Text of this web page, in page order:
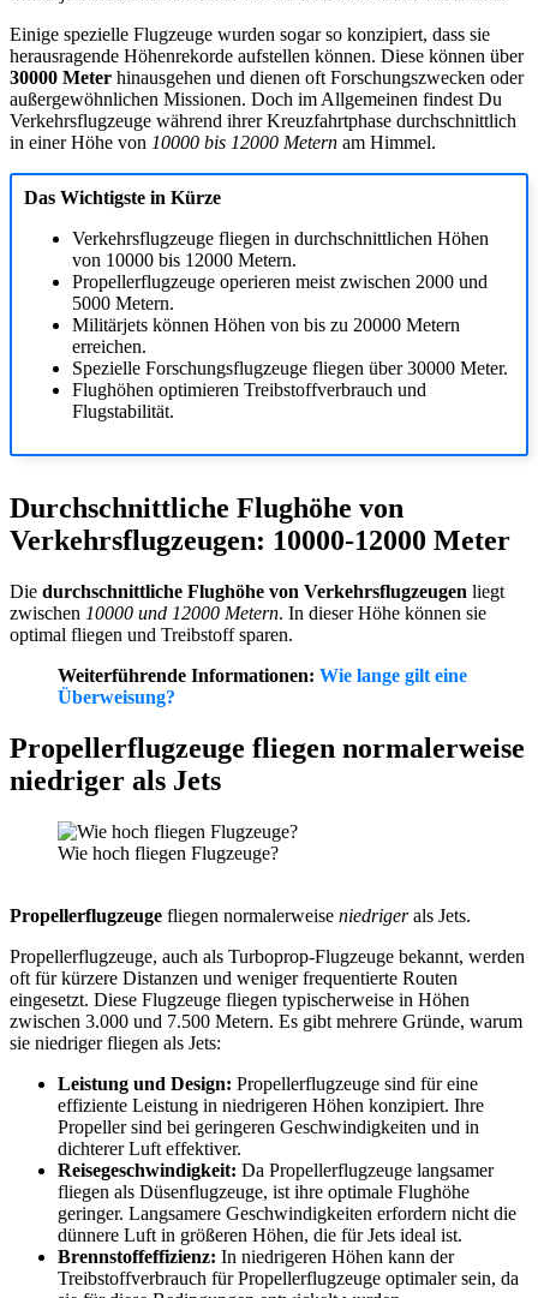
Einige spezielle Flugzeuge wurden sogar so konzipiert, dass sie
herausragende Höhenrekorde aufstellen können. Diese können über
30000 Meter hinausgehen und dienen oft Forschungszwecken oder
außergewöhnlichen Missionen. Doch im Allgemeinen findest Du
Verkehrsflugzeuge während ihrer Kreuzfahrtphase durchschnittlich
in einer Höhe von 10000 bis 12000 Metern am Himmel.
Das Wichtigste in Kürze
Verkehrsflugzeuge fliegen in durchschnittlichen Höhen
von 10000 bis 12000 Metern.
Propellerflugzeuge operieren meist zwischen 2000 und
5000 Metern.
Militärjets können Höhen von bis zu 20000 Metern
erreichen.
Spezielle Forschungsflugzeuge fliegen über 30000 Meter.
Flughöhen optimieren Treibstoffverbrauch und
Flugstabilität.
Durchschnittliche Flughöhe von
Verkehrsflugzeugen: 10000-12000 Meter
Die durchschnittliche Flughöhe von Verkehrsflugzeugen liegt
zwischen 10000 und 12000 Metern. In dieser Höhe können sie
optimal fliegen und Treibstoff sparen.
Weiterführende Informationen: Wie lange gilt eine
Überweisung?
Propellerflugzeuge fliegen normalerweise
niedriger als Jets
Wie hoch fliegen Flugzeuge?
Propellerflugzeuge fliegen normalerweise niedrigerals Jets.
Propellerflugzeuge, auch als Turboprop-Flugzeuge bekannt, werden
oft für kürzere Distanzen und weniger frequentierte Routen
eingesetzt. Diese Flugzeuge fliegen typischerweise in Höhen
zwischen 3.000 und 7.500 Metern. Es gibt mehrere Gründe, warum
sie niedriger fliegen als Jets:
Leistung und Design: Propellerflugzeuge sind für eine
effiziente Leistung in niedrigeren Höhen konzipiert. Ihre
Propeller sind bei geringeren Geschwindigkeiten und in
dichterer Luft effektiver.
Reisegeschwindigkeit: Da Propellerflugzeuge langsamer
fliegen als Düsenflugzeuge, ist ihre optimale Flughöhe
geringer. Langsamere Geschwindigkeiten erfordern nicht die
dünnere Luft in größeren Höhen, die für Jets ideal ist.
Brennstoffeffizienz: In niedrigeren Höhen kann der
Treibstoffverbrauch für Propellerflugzeuge optimaler sein, da